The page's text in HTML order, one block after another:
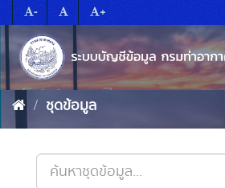
to
content
- +
ชุดข้อมูล